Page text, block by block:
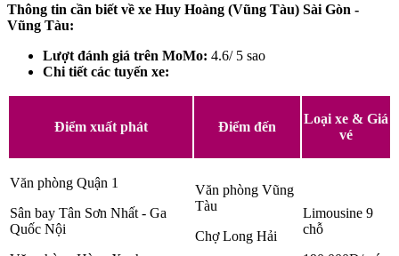
Thông tin cần biết về xe Huy Hoàng (Vũng Tàu) Sài Gòn -
Vũng Tàu:
Lượt đánh giá trên MoMo: 4.6/ 5 sao
Chi tiết các tuyến xe:
Điểm xuất phát Điểm đến
Loại xe & Giá
vé
Văn phòng Quận 1
Sân bay Tân Sơn Nhất - Ga
Quốc Nội
Văn phòng Vũng
Tàu
Chợ Long Hải
Limousine 9
chỗ